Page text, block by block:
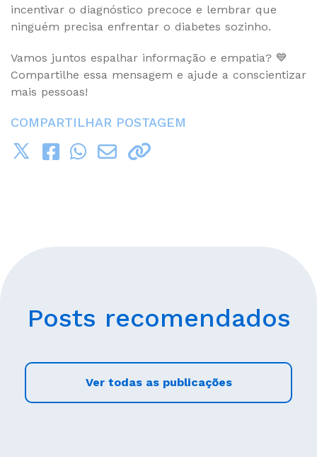
incentivar o diagnóstico precoce e lembrar que
ninguém precisa enfrentar o diabetes sozinho.
Vamos juntos espalhar informação e empatia? 💙
Compartilhe essa mensagem e ajude a conscientizar
mais pessoas!
COMPARTILHAR POSTAGEM
Posts recomendados
Ver todas as publicações